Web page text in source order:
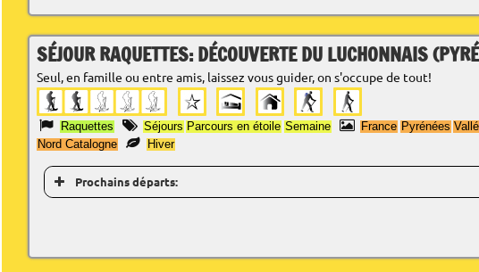
SÉJOUR RAQUETTES: DÉCOUVERTE DU LUCHONNAIS
Seul, en famille ou entre amis, laissez vous guider, on s'occupe de tout!
Raquettes Séjours Parcours en étoile Semaine France Pyrénées
Nord Catalogne
Hiver
Prochains départs: